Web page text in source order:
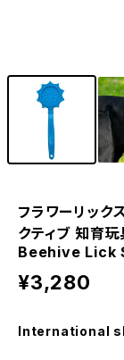
フラワーリック
クティブ 知育
Beehive Lick
¥3,280
International